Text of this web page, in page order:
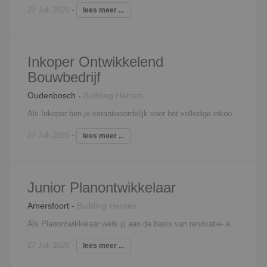
27 Juli 2026 - lees meer ...
Inkoper Ontwikkelend
Bouwbedrijf
Oudenbosch - Building Heroes
Als Inkoper ben je verantwoordelijk voor het volledige inkoopproces binnen onze woningbouwprojecten: Selecteren en contracteren van onderaannemers en leveranciers Opvragen, beoordelen en spiegelen van offertes Onderhandelen over prijs, planning en voorwaarden Intensief samenwerken met calculatie, werkvoorbereiding en projectleiding Bewaken van contractafspraken en risico’s Bouwen aan duurzame relaties met vaste partners Je denkt verder dan alleen de laagste prijs. Jij stuurt op kwaliteit, betrouwbaarheid en lange termijn samenwerking.
27 Juli 2026 - lees meer ...
Junior Planontwikkelaar
Amersfoort - Building Heroes
27 Juli 2026 - lees meer ...